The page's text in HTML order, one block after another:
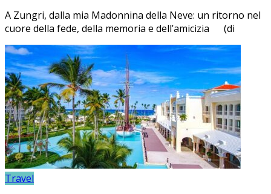
A Zungri, dalla mia Madonnina della Neve: un ritorno nel
cuore della fede, della memoria e dell’amicizia (di
Travel